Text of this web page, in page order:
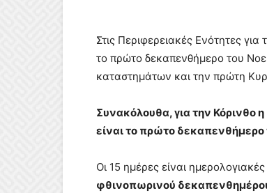
Στις Περιφερειακές Ενότητες
το πρώτο δεκαπενθήμερο του
καταστημάτων και την πρώτη
Συνακόλουθα, για την Κόρινθο
είναι το πρώτο δεκαπενθήμερο
Οι 15 ημέρες είναι
φθινοπωρινού